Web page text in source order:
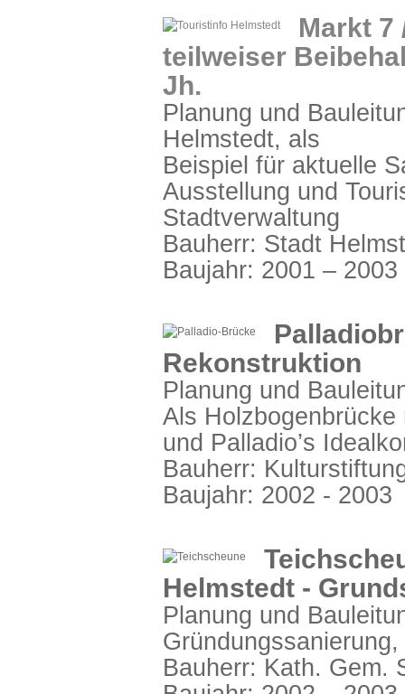
Markt 7
teilweiser
Jh.
Planung und
Helmstedt, als
Beispiel für aktuelle
Ausstellung und
Stadtverwaltung
Bauherr: Stadt
Baujahr: 2001 – 2003
Rekonstruktion
Planung und
Als
und Palladio’s
Bauherr:
Baujahr: 2002 - 2003
Helmstedt -
Planung und
Bauherr: Kath. Gem.